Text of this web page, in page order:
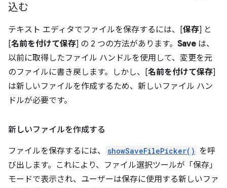
込む
テキスト エディタでファイルを保存するには、[保存] と
[名前を付けて保存] の 2 つの方法があります。 Save は、
以前に取得したファイル ハンドルを使用して、変更を元
のファイルに書き戻します。しかし、[名前を付けて保存]
は新しいファイルを作成するため、新しいファイル ハン
ドルが必要です。
新しいファイルを作成する
ファイルを保存するには、 showSaveFilePicker() を呼
び出します。これにより、ファイル選択ツールが「保存」
モードで表示され、ユーザーは保存に使用する新しいファ